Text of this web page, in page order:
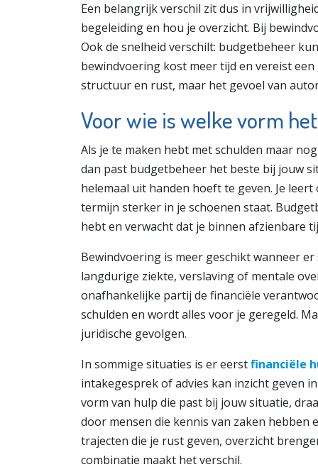
Een belangrijk verschil zit dus in
begeleiding en hou je overzicht. Bij
Ook de snelheid verschilt: budgetbeheer
bewindvoering kost meer tijd en vereist
structuur en rust, maar het gevoel van
Voor wie is welke vorm
Als je te maken hebt met schulden maar
dan past budgetbeheer het beste bij jouw
helemaal uit handen hoeft te geven. Je
termijn sterker in je schoenen staat.
hebt en verwacht dat je binnen afzienbare
Bewindvoering is meer geschikt wanneer
langdurige ziekte, verslaving of mentale
onafhankelijke partij de financiële
schulden en wordt alles voor je geregeld.
juridische gevolgen.
In sommige situaties is er eerstfinanciële
intakegesprek of advies kan inzicht geven
vorm van hulp die past bij jouw situatie,
door mensen die kennis van zaken
trajecten die je rust geven, overzicht
combinatie maakt het verschil.